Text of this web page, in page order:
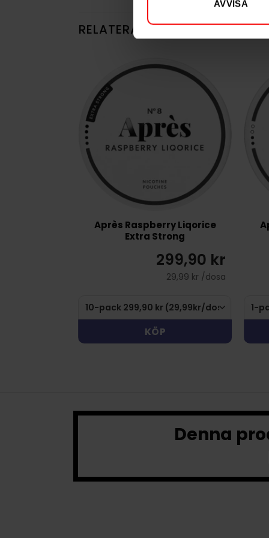
AVVISA
RELATERADE PRODUKTER
Après Raspberry Liqorice
Extra Strong
299,90 kr
29,99 kr /dosa
KÖP
Denna